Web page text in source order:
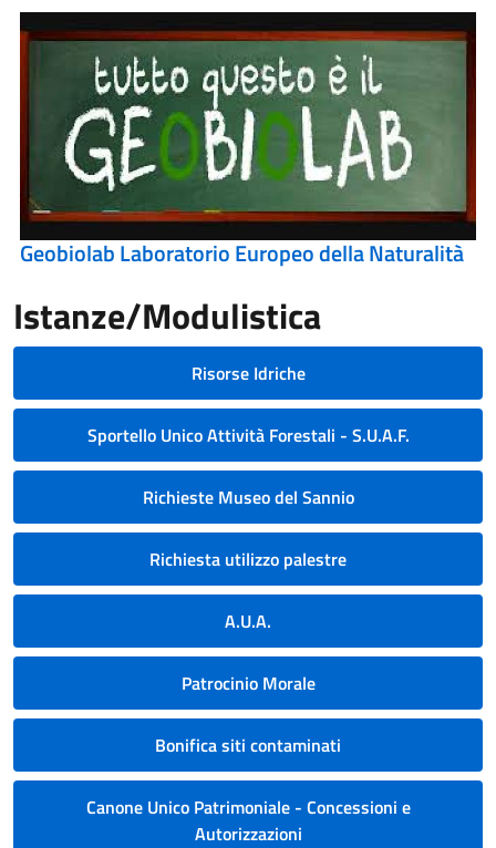
Geobiolab Laboratorio Europeo della Naturalità
Istanze/Modulistica
Risorse Idriche
Sportello Unico Attività Forestali - S.U.A.F.
Richieste Museo del Sannio
Richiesta utilizzo palestre
A.U.A.
Patrocinio Morale
Bonifica siti contaminati
Canone Unico Patrimoniale - Concessioni e
Autorizzazioni